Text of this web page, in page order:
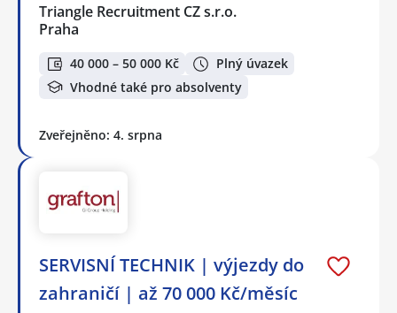
Triangle Recruitment CZ s.r.o.
Praha
40 000 – 50 000 Kč
Plný úvazek
Vhodné také pro absolventy
Zveřejněno: 4. srpna
SERVISNÍ TECHNIK | výjezdy do
zahraničí | až 70 000 Kč/měsíc